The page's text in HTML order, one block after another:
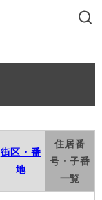
街区・番
地
住居番
号・子番
一覧